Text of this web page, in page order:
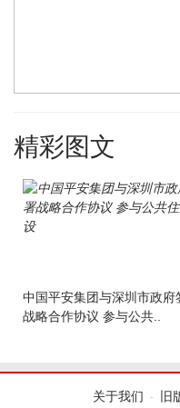
精彩图文
中国平安集团与深圳市政府
战略合作协议 参与公共..
关于我们 - 旧